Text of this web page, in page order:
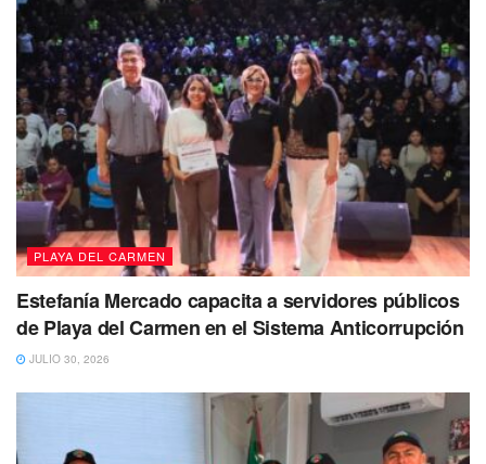
QuintanaRoo
Solidaridad unidad
PLAYA DEL CARMEN
Estefanía Mercado capacita a servidores públicos
de Playa del Carmen en el Sistema Anticorrupción
JULIO 30, 2026